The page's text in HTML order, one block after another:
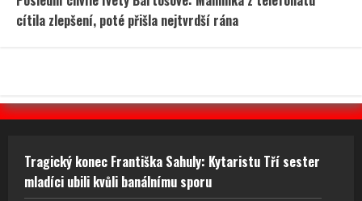
cítila zlepšení, poté přišla nejtvrdší rána
Tragický konec Františka Sahuly: Kytaristu Tří sester
mladíci ubili kvůli banálnímu sporu